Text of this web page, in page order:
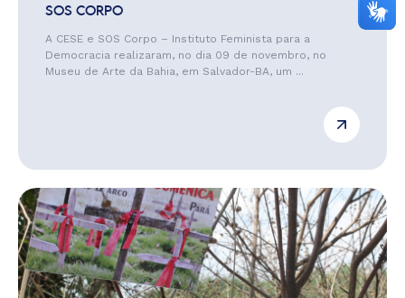
SOS CORPO
A CESE e SOS Corpo – Instituto Feminista para a
Democracia realizaram, no dia 09 de novembro, no
Museu de Arte da Bahia, em Salvador-BA, um ...